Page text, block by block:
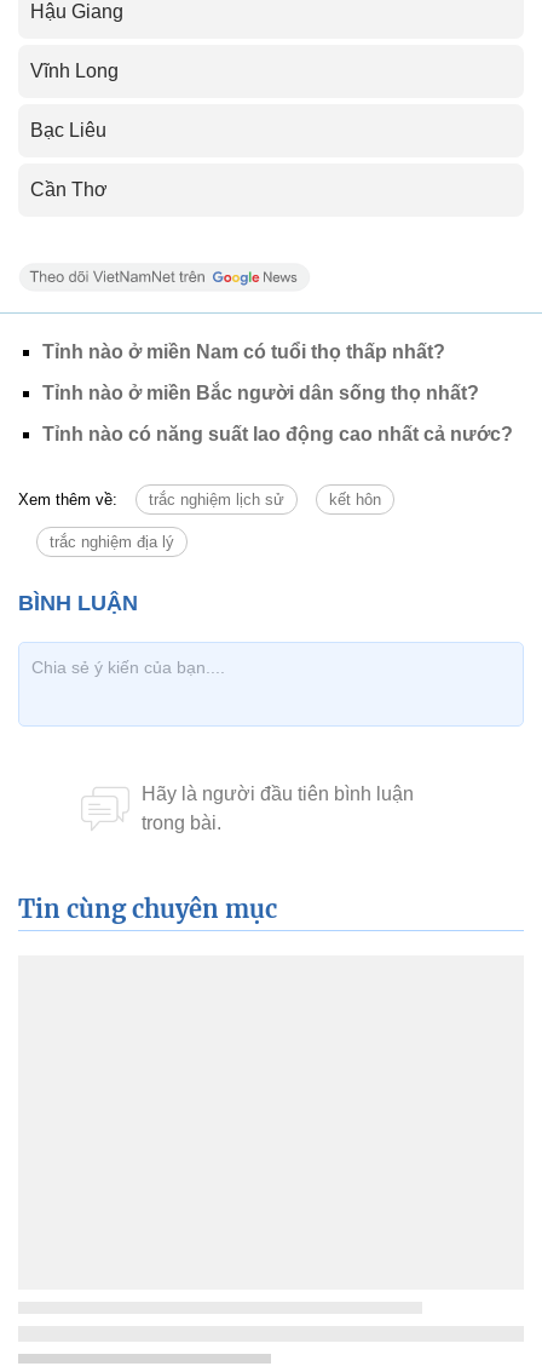
Hậu Giang
Vĩnh Long
Bạc Liêu
Cần Thơ
Tỉnh nào ở miền Nam có tuổi thọ thấp nhất?
Tỉnh nào ở miền Bắc người dân sống thọ nhất?
Tỉnh nào có năng suất lao động cao nhất cả nước?
Xem thêm về: trắc nghiệm lịch sử kết hôn
trắc nghiệm địa lý
Tin cùng chuyên mục